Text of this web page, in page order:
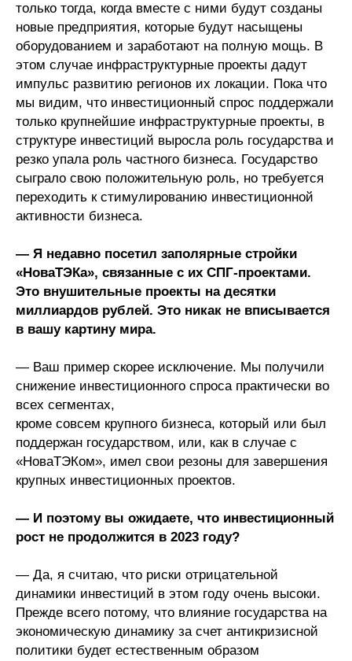
только тогда, когда вместе с ними будут созданы
новые предприятия, которые будут насыщены
оборудованием и заработают на полную мощь. В
этом случае инфраструктурные проекты дадут
импульс развитию регионов их локации. Пока что
мы видим, что инвестиционный спрос поддержали
только крупнейшие инфраструктурные проекты, в
структуре инвестиций выросла роль государства и
резко упала роль частного бизнеса. Государство
сыграло свою положительную роль, но требуется
переходить к стимулированию инвестиционной
активности бизнеса.
— Я недавно посетил заполярные стройки
«НоваТЭКа», связанные с их СПГ-проектами.
Это внушительные проекты на десятки
миллиардов рублей. Это никак не вписывается
в вашу картину мира.
— Ваш пример скорее исключение. Мы получили
снижение инвестиционного спроса практически во
всех сегментах,
кроме совсем крупного бизнеса, который или был
поддержан государством, или, как в случае с
«НоваТЭКом», имел свои резоны для завершения
крупных инвестиционных проектов.
— И поэтому вы ожидаете, что инвестиционный
рост не продолжится в 2023 году?
— Да, я считаю, что риски отрицательной
динамики инвестиций в этом году очень высоки.
Прежде всего потому, что влияние государства на
экономическую динамику за счет антикризисной
политики будет естественным образом